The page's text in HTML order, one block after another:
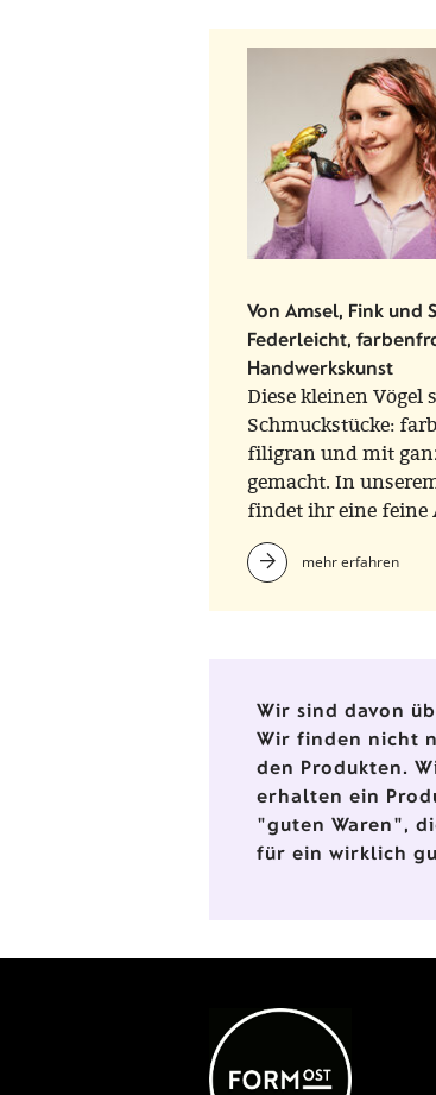
Von Amsel, Fink und
Federleicht,
Handwerkskunst
Diese kleinen Vögel
Schmuckstücke:
filigran und mit
gemacht. In
findet ihr eine feine
Glasvögeln der
Ambient Lauscha
liebevolle
mehr erfahren
Wir sind davon
Wir finden nicht
den Produkten.
erhalten ein
"guten Waren",
für ein wirklich